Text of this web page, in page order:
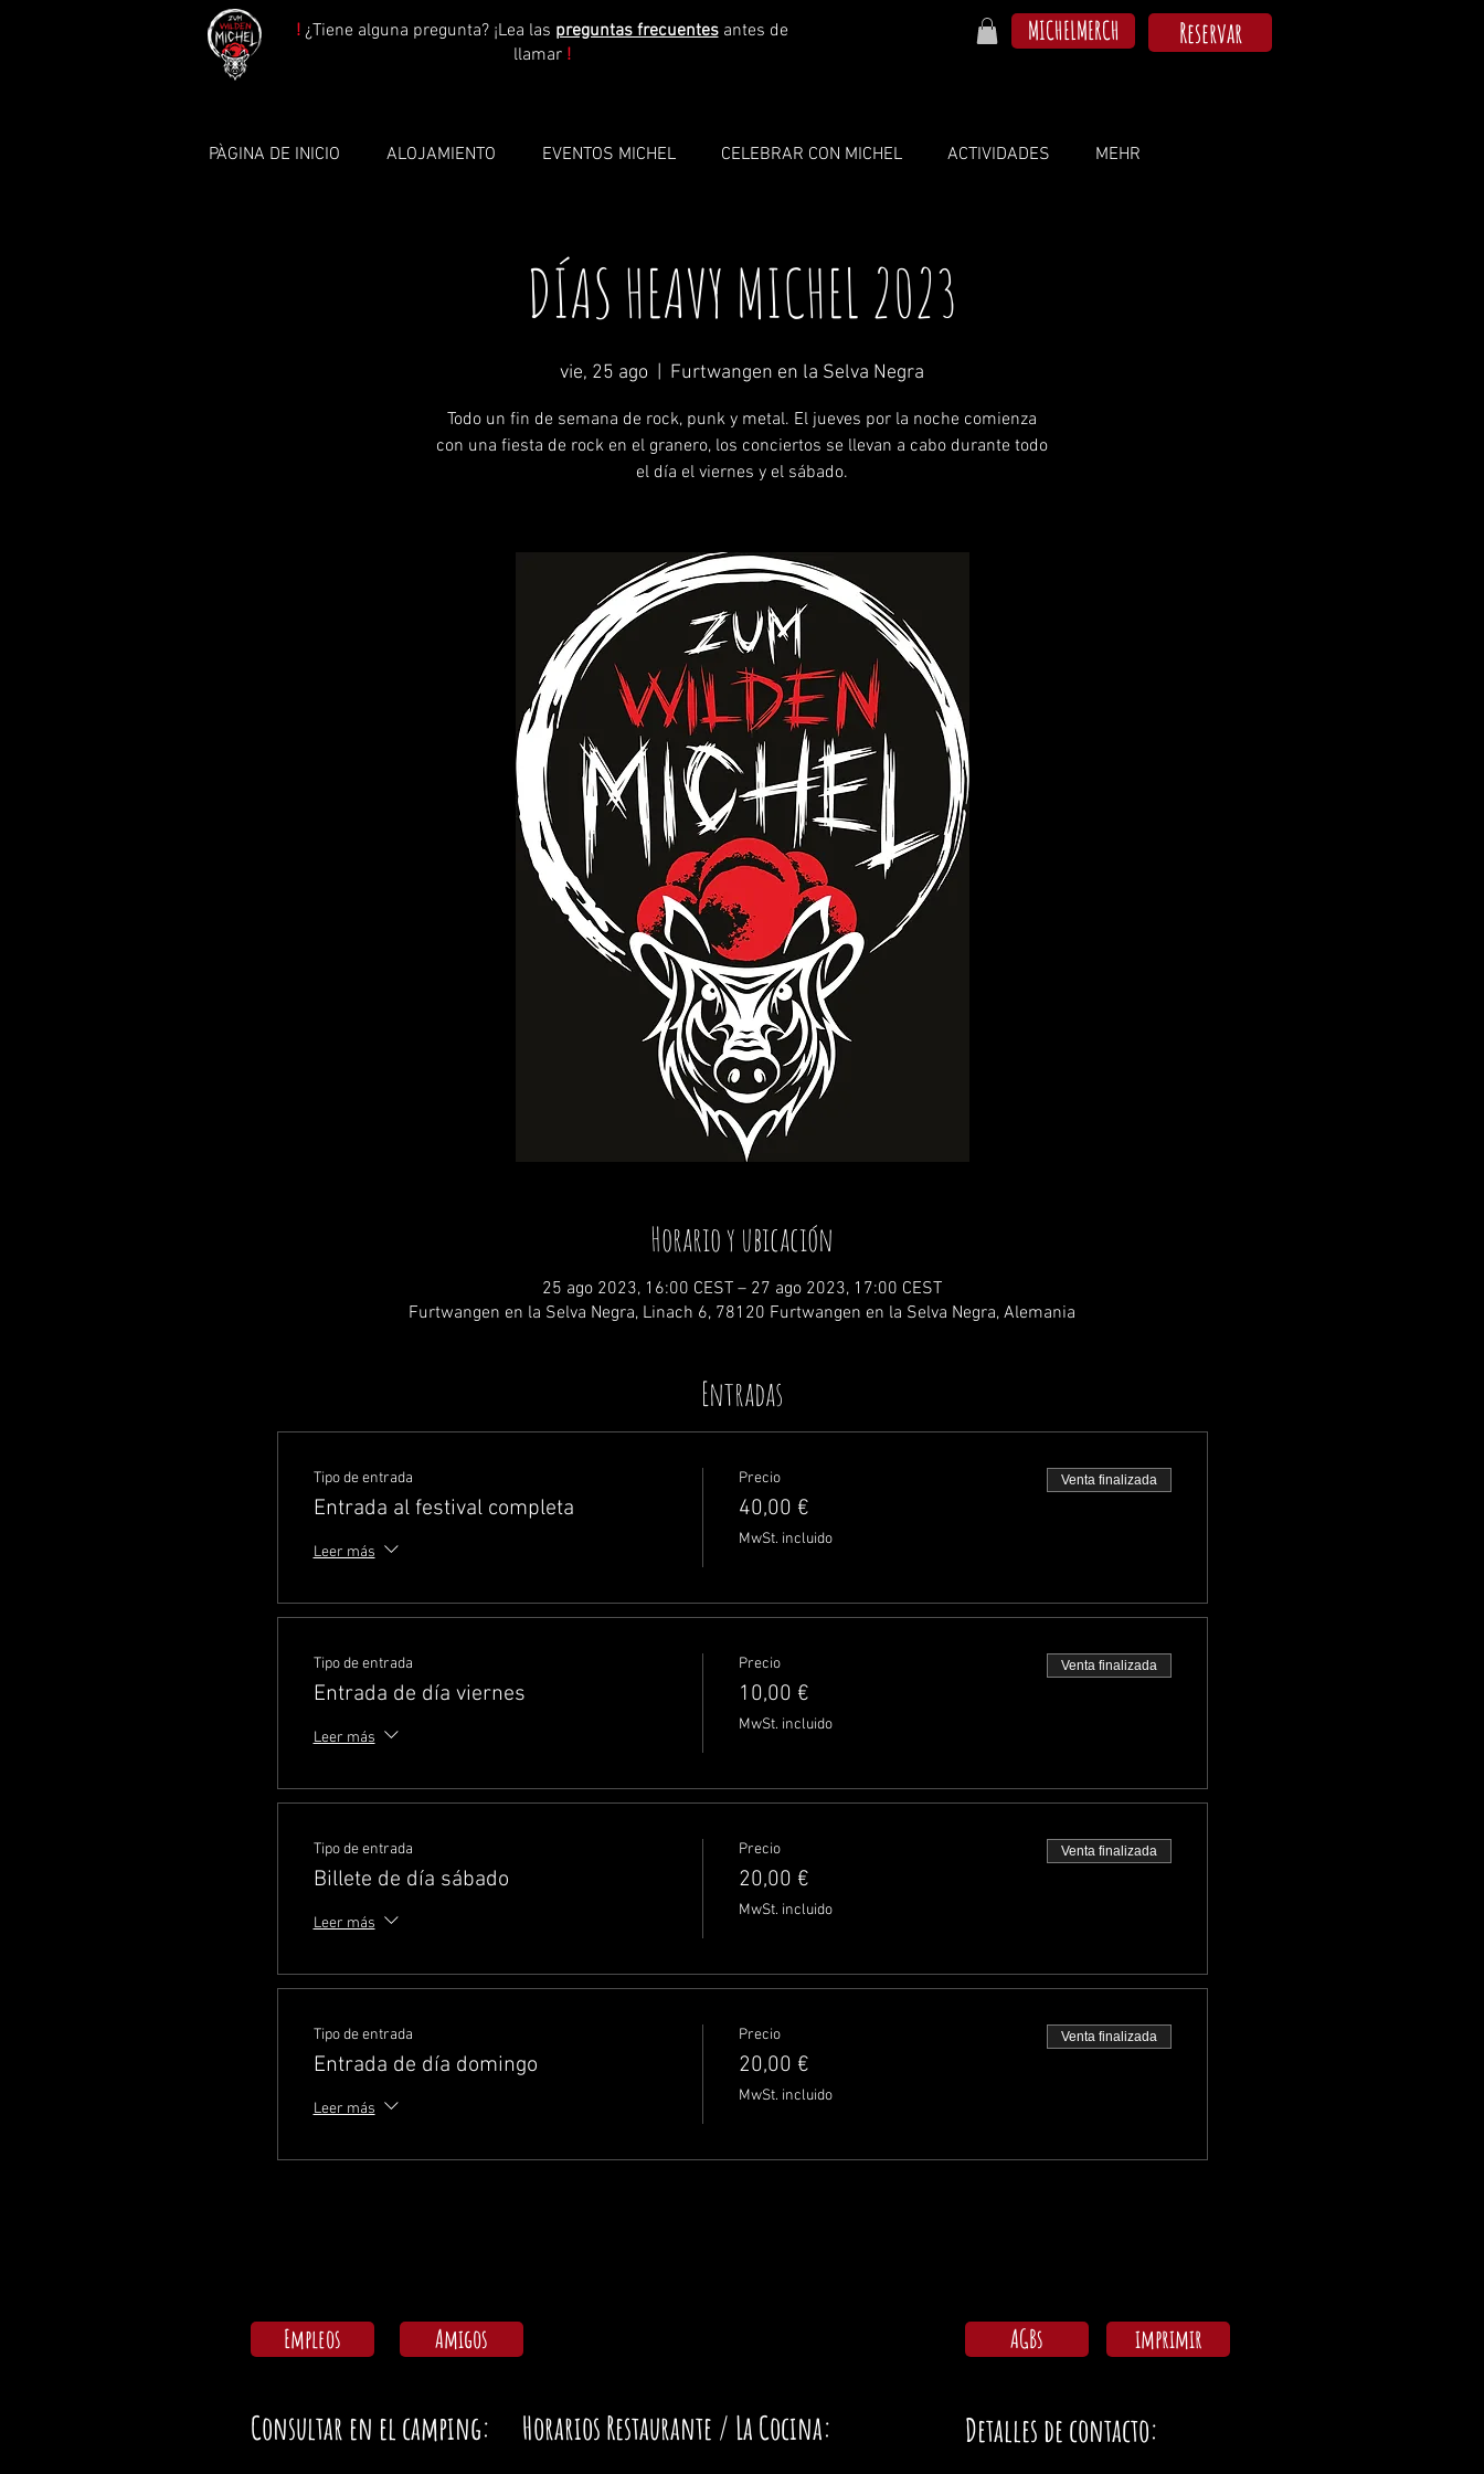
!¿Tiene alguna pregunta? ¡Lea las preguntas frecuentesantes de
llamar !
MICHELMERCH Reservar
PÀGINA DE INICIO ALOJAMIENTO EVENTOS MICHEL CELEBRAR CON MICHEL ACTIVIDADES MEHR
DÍAS HEAVY MICHEL 2023
vie, 25 ago Furtwangen en la Selva Negra
Todo un fin de semana de rock, punk y metal. El jueves por la noche comienza
con una fiesta de rock en el granero, los conciertos se llevan a cabo durante todo
el día el viernes y el sábado.
Horario y ubicación
25 ago 2023, 16:00 CEST – 27 ago 2023, 17:00 CEST
Furtwangen en la Selva Negra, Linach 6, 78120 Furtwangen en la Selva Negra, Alemania
Entradas
Tipo de entrada
Entrada al festival completa
Leer más
Precio
40,00 €
MwSt. incluido
Venta finalizada
Tipo de entrada
Entrada de día viernes
Leer más
Precio
10,00 €
MwSt. incluido
Venta finalizada
Tipo de entrada
Billete de día sábado
Leer más
Precio
20,00 €
MwSt. incluido
Venta finalizada
Tipo de entrada
Entrada de día domingo
Leer más
Precio
20,00 €
MwSt. incluido
Venta finalizada
Empleos Amigos
Consultar en el camping: Horarios Restaurante / La Cocina:
AGBs imprimir
Detalles de contacto: